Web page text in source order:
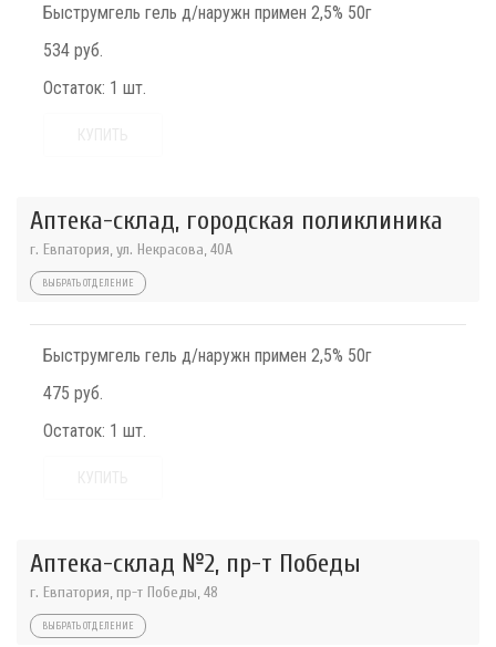
Быструмгель гель д/наружн примен 2,5% 50г
534 руб.
Остаток: 1 шт.
Аптека-склад, городская поликлиника
г. Евпатория, ул. Некрасова, 40A
ВЫБРАТЬ ОТДЕЛЕНИЕ
Быструмгель гель д/наружн примен 2,5% 50г
475 руб.
Остаток: 1 шт.
Аптека-склад №2, пр-т Победы
г. Евпатория, пр-т Победы, 48
ВЫБРАТЬ ОТДЕЛЕНИЕ